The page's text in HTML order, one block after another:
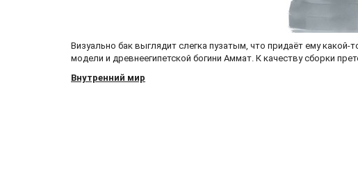
Визуально бак выглядит слегка пузатым, что придаёт ему
модели и древнеегипетской богини Аммат. К качеству сборки
Внутренний мир